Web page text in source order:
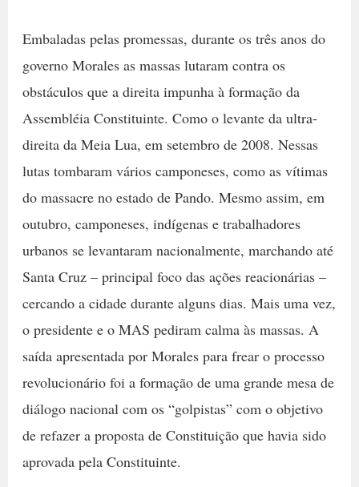
Embaladas pelas promessas, durante os três anos do
governo Morales as massas lutaram contra os
obstáculos que a direita impunha à formação da
Assembléia Constituinte. Como o levante da ultra-
direita da Meia Lua, em setembro de 2008. Nessas
lutas tombaram vários camponeses, como as vítimas
do massacre no estado de Pando. Mesmo assim, em
outubro, camponeses, indígenas e trabalhadores
urbanos se levantaram nacionalmente, marchando até
Santa Cruz – principal foco das ações reacionárias –
cercando a cidade durante alguns dias. Mais uma vez,
o presidente e o MAS pediram calma às massas. A
saída apresentada por Morales para frear o processo
revolucionário foi a formação de uma grande mesa de
diálogo nacional com os “golpistas” com o objetivo
de refazer a proposta de Constituição que havia sido
aprovada pela Constituinte.